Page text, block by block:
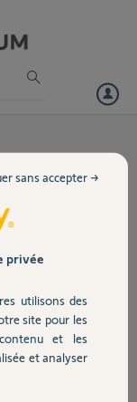
déconnectée et je
la re synchronisation
privée
utilisons des
site pour les
et les
et analyser
sans accepter →